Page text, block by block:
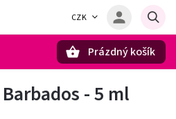
CZK
Prázdný košík
- 5 ml